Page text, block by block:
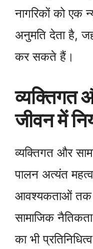
नागरिकों को एक
अनुमति देता है,
कर सकते हैं।
व्यक्तिगत
जीवन में
व्यक्तिगत और
पालन अत्यंत
आवश्यकताओं तक
सामाजिक
का भी